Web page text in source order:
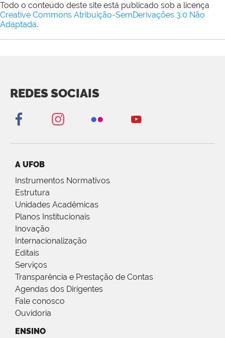
Todo o conteúdo deste site está publicado sob a licença
Creative Commons Atribuição-SemDerivações 3.0 Não
Adaptada.
REDES SOCIAIS
A UFOB
Instrumentos Normativos
Estrutura
Unidades Acadêmicas
Planos Institucionais
Inovação
Internacionalização
Editais
Serviços
Transparência e Prestação de Contas
Agendas dos Dirigentes
Fale conosco
Ouvidoria
ENSINO